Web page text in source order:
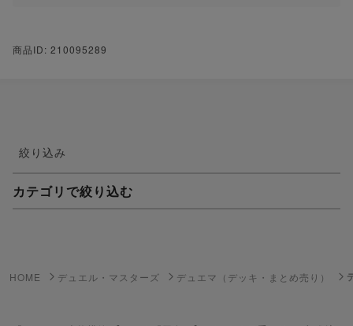
商品ID: 210095289
絞り込み
カテゴリで絞り込む
HOME デュエル・マスターズ デュエマ（デッキ・まとめ売り）